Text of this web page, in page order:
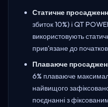
Статичне
збиток 10%) і QT
використовують
прив'язане до
Плаваюче
6% плаваюче
найвищого
поєднанні з